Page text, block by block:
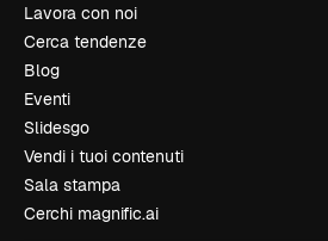
Lavora con noi
Cerca tendenze
Blog
Eventi
Slidesgo
Vendi i tuoi contenuti
Sala stampa
Cerchi magnific.ai